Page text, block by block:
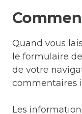
Quand vous
le formulaire
de votre
commentaires
Les